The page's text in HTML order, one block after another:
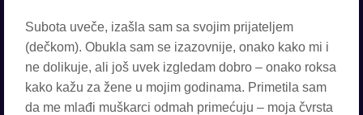
Subota uveče, izašla sam sa svojim prijateljem
(dečkom). Obukla sam se izazovnije, onako kako mi i
ne dolikuje, ali još uvek izgledam dobro – onako roksa
kako kažu za žene u mojim godinama. Primetila sam
da me mlađi muškarci odmah primećuju – moja čvrsta